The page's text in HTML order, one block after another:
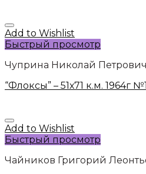
Add to Wishlist
Быстрый просмотр
Чуприна Николай Петрович
“Флоксы” – 51х71 к.м. 1964г
Add to Wishlist
Быстрый просмотр
Чайников Григорий